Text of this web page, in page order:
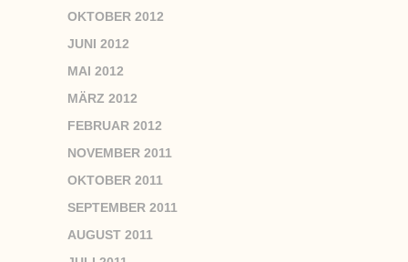
OKTOBER 2012
JUNI 2012
MAI 2012
MÄRZ 2012
FEBRUAR 2012
NOVEMBER 2011
OKTOBER 2011
SEPTEMBER 2011
AUGUST 2011